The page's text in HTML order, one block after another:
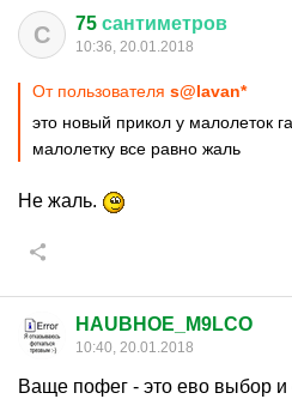
С 75 сантиметров
10:36, 20.01.2018
От пользователя s@lavan*
это новый прикол у малолеток
малолетку все равно жаль
Не жаль.
HAUBHOE_M9LCO
10:40, 20.01.2018
Ваще пофег - это ево выбор